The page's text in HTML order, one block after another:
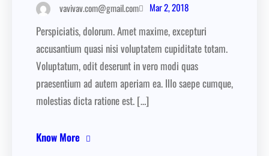
vavivav.com@gmail.com Mar 2, 2018
Perspiciatis, dolorum. Amet maxime, excepturi
accusantium quasi nisi voluptatem cupiditate totam.
Voluptatum, odit deserunt in vero modi quas
praesentium ad autem aperiam ea. Illo saepe cumque,
molestias dicta ratione est. […]
Know More